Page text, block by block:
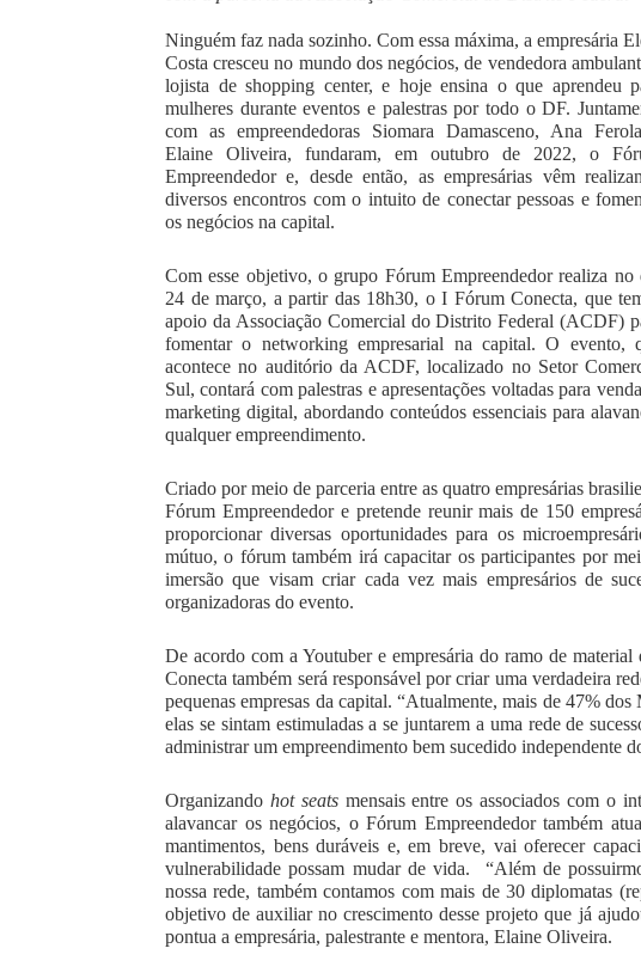
Ninguém faz nada sozinho. Com essa máxima, a empresária
Costa cresceu no mundo dos negócios, de vendedora
lojista de shopping center, e hoje ensina o que aprendeu
mulheres durante eventos e palestras por todo o DF.
com as empreendedoras Siomara Damasceno, Ana
Elaine Oliveira,
fundaram, em outubro de 2022, o
Empreendedor e, desde então, as empresárias vêm
diversos encontros com o intuito de conectar pessoas e
os negócios na capital.
Com esse objetivo, o grupo Fórum Empreendedor realiza no
24 de março, a partir das 18h30, o I Fórum Conecta, que
apoio da Associação Comercial do Distrito Federal (ACDF)
fomentar o networking empresarial na capital. O evento,
acontece no auditório da ACDF, localizado no Setor
Sul, contará com palestras e apresentações voltadas para
marketing digital, abordando conteúdos essenciais para
qualquer empreendimento.
Criado por meio de parceria entre as quatro empresárias
Fórum Empreendedor e pretende reunir mais de 150
proporcionar diversas oportunidades para os
mútuo, o fórum também irá capacitar os participantes por
imersão que visam criar cada vez mais empresários de
organizadoras do evento.
De acordo com a Youtuber e empresária do ramo de
Conecta também será responsável por criar uma verdadeira
pequenas empresas da capital. “Atualmente, mais de 47%
elas se sintam estimuladas a se juntarem a uma rede de
administrar um empreendimento bem sucedido independente
Organizando hot seats mensais entre os associados com o
alavancar os negócios, o Fórum Empreendedor também
mantimentos, bens duráveis e, em breve, vai oferecer
vulnerabilidade possam mudar de vida.  “Além de
nossa rede, também contamos com mais de 30 diplomatas
objetivo de auxiliar no crescimento desse projeto que já
pontua a empresária, palestrante e mentora, Elaine Oliveira.